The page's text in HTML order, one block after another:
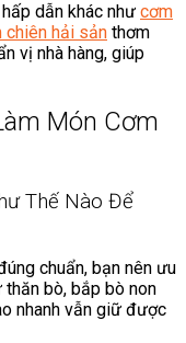
dẫn khác như cơm
chiên hải sản thơm
vị nhà hàng, giúp
Món Cơm
Thế Nào Để
chuẩn, bạn nên ưu
bò, bắp bò non
nhanh vẫn giữ được